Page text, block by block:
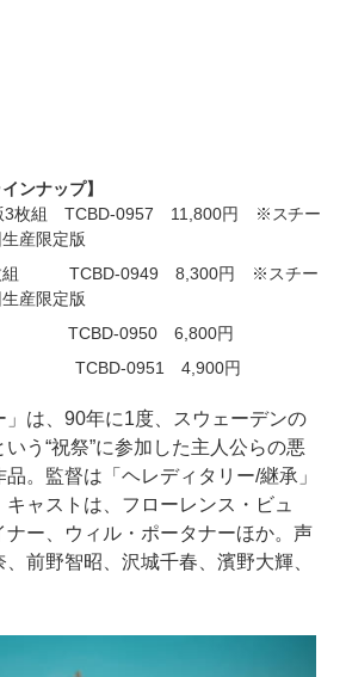
ンナップ】
3枚組 TCBD-0957 11,800円 ※スチー
産限定版
枚組 TCBD-0949 8,300円 ※スチー
産限定版
TCBD-0950 6,800円
0951 4,900円
」は、90年に1度、スウェーデンの
う“祝祭”に参加した主人公らの悪
。監督は「ヘレディタリー/継承」
ャストは、フローレンス・ビュ
ナー、ウィル・ポータナーほか。声
前野智昭、沢城千春、濱野大輝、